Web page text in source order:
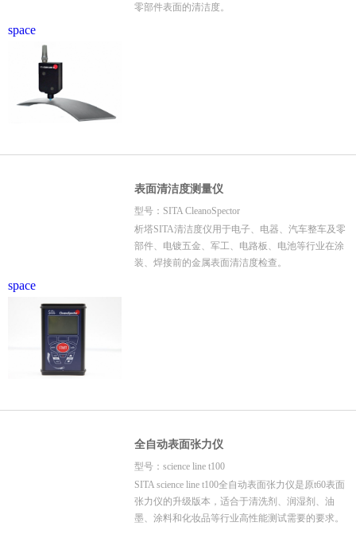
space
零部件表面的清洁度。
space
表面清洁度测量仪
型号：SITA CleanoSpector
析塔SITA清洁度仪用于电子、电器、汽车整车及零
部件、电镀五金、军工、电路板、电池等行业在涂
装、焊接前的金属表面清洁度检查。
全自动表面张力仪
型号：science line t100
SITA science line t100全自动表面张力仪是原t60表面
张力仪的升级版本，适合于清洗剂、润湿剂、油
墨、涂料和化妆品等行业高性能测试需要的要求。